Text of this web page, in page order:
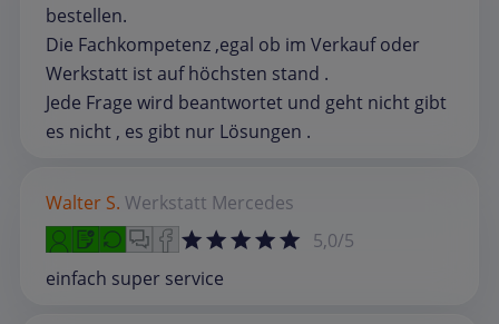
bestellen.
Die Fachkompetenz ,egal ob im Verkauf oder
Werkstatt ist auf höchsten stand .
Jede Frage wird beantwortet und geht nicht gibt
es nicht , es gibt nur Lösungen .
Walter S. Werkstatt Mercedes
5,0/5
einfach super service